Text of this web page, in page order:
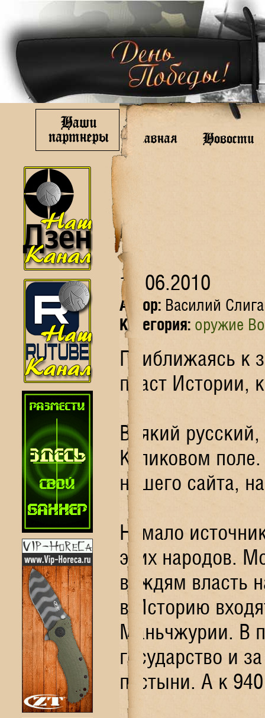
14.06.2010
Автор: Василий
Категория: оружие
Приближаясь к
пласт Истории,
Всякий
Куликовом
нашего сайта,
Немало
этих народов.
вождям власть
в Историю
Маньчжурии. В
государство и
пустыни. А к